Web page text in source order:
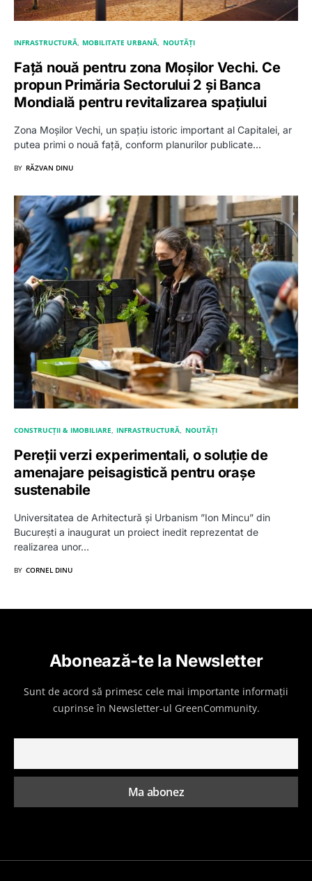
INFRASTRUCTURĂ MOBILITATE URBANĂ NOUTĂȚI
Față nouă pentru zona Moșilor Vechi. Ce
propun Primăria Sectorului 2 și Banca
Mondială pentru revitalizarea spațiului
Zona Moșilor Vechi, un spațiu istoric important al Capitalei, ar
putea primi o nouă față, conform planurilor publicate…
BY RĂZVAN DINU
CONSTRUCȚII & IMOBILIARE INFRASTRUCTURĂ NOUTĂȚI
Pereții verzi experimentali, o soluție de
amenajare peisagistică pentru orașe
sustenabile
Universitatea de Arhitectură și Urbanism ”Ion Mincu” din
București a inaugurat un proiect inedit reprezentat de
realizarea unor…
BY CORNEL DINU
Abonează-te la Newsletter
Sunt de acord să primesc cele mai importante informații
cuprinse în Newsletter-ul GreenCommunity.